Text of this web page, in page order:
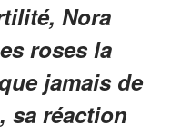
Nora
roses la
jamais de
sa réaction